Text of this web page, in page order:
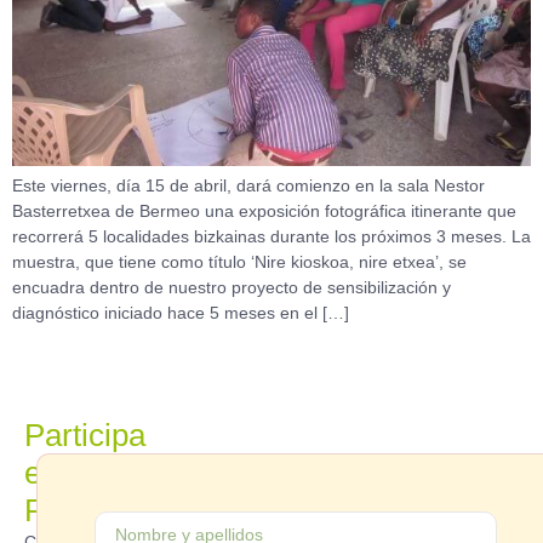
Este viernes, día 15 de abril, dará comienzo en la sala Nestor
Basterretxea de Bermeo una exposición fotográfica itinerante que
recorrerá 5 localidades bizkainas durante los próximos 3 meses. La
muestra, que tiene como título ‘Nire kioskoa, nire etxea’, se
encuadra dentro de nuestro proyecto de sensibilización y
diagnóstico iniciado hace 5 meses en el […]
Participa
en
Parekide